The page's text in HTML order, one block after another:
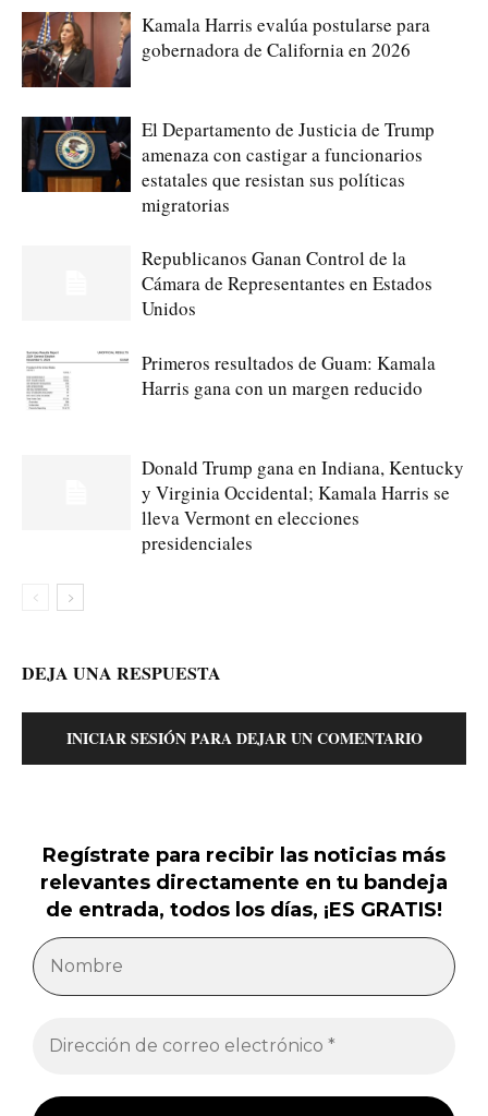
Kamala Harris evalúa postularse para
gobernadora de California en 2026
El Departamento de Justicia de Trump
amenaza con castigar a funcionarios
estatales que resistan sus políticas
migratorias
Republicanos Ganan Control de la
Cámara de Representantes en Estados
Unidos
Primeros resultados de Guam: Kamala
Harris gana con un margen reducido
Donald Trump gana en Indiana, Kentucky
y Virginia Occidental; Kamala Harris se
lleva Vermont en elecciones
presidenciales
DEJA UNA RESPUESTA
INICIAR SESIÓN PARA DEJAR UN COMENTARIO
Regístrate para recibir las noticias más
relevantes directamente en tu bandeja
de entrada, todos los días, ¡ES GRATIS!